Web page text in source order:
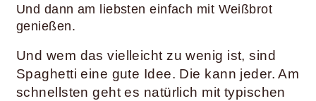
Und dann am liebsten einfach mit Weißbrot
genießen.
Und wem das vielleicht zu wenig ist, sind
Spaghetti eine gute Idee. Die kann jeder. Am
schnellsten geht es natürlich mit typischen